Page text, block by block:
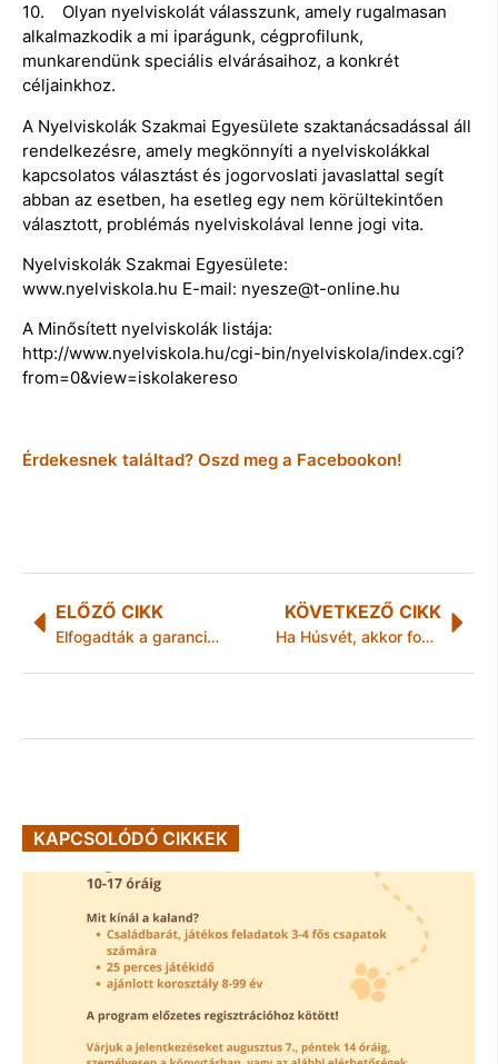
10. Olyan nyelviskolát válasszunk, amely rugalmasan
alkalmazkodik a mi iparágunk, cégprofilunk,
munkarendünk speciális elvárásaihoz, a konkrét
céljainkhoz.
A Nyelviskolák Szakmai Egyesülete szaktanácsadással áll
rendelkezésre, amely megkönnyíti a nyelviskolákkal
kapcsolatos választást és jogorvoslati javaslattal segít
abban az esetben, ha esetleg egy nem körültekintően
választott, problémás nyelviskolával lenne jogi vita.
Nyelviskolák Szakmai Egyesülete:
www.nyelviskola.hu E-mail: nyesze@t-online.hu
A Minősített nyelviskolák listája:
http://www.nyelviskola.hu/cgi-bin/nyelviskola/index.cgi?
from=0&view=iskolakereso
Érdekesnek találtad? Oszd meg a Facebookon!
ELŐZŐ CIKK
Elfogadták a garanciákat is tartalmazó vagyonkezelői szerződést Kazincbarcikán
KÖVETKEZŐ CIKK
Ha Húsvét, akkor fokozott ellenőrzések
KAPCSOLÓDÓ CIKKEK